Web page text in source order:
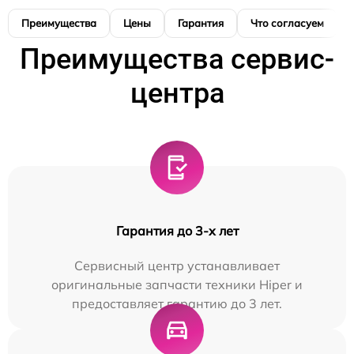
Преимущества Цены Гарантия Что согласуем
Преимущества сервис-
центра
Гарантия до 3-х лет
Сервисный центр устанавливает
оригинальные запчасти техники Hiper и
предоставляет гарантию до 3 лет.